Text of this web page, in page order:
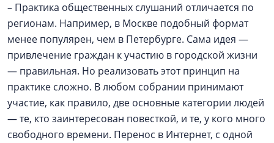
– Практика общественных слушаний отличается по
регионам. Например, в Москве подобный формат
менее популярен, чем в Петербурге. Сама идея —
привлечение граждан к участию в городской жизни
— правильная. Но реализовать этот принцип на
практике сложно. В любом собрании принимают
участие, как правило, две основные категории людей
— те, кто заинтересован повесткой, и те, у кого много
свободного времени. Перенос в Интернет, с одной